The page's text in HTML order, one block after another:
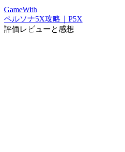
GameWith
ペルソナ5X攻略｜P5X
評価レビューと感想